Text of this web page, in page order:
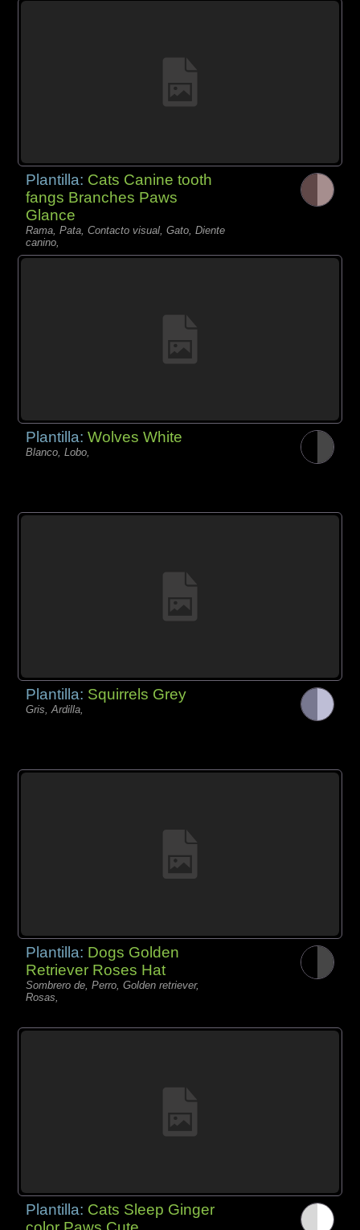
Plantilla: Cats Canine tooth
fangs Branches Paws
Glance
Rama, Pata, Contacto visual, Gato, Diente
canino,
Plantilla:Wolves White
Blanco, Lobo,
Plantilla: Squirrels Grey
Gris, Ardilla,
Plantilla: Dogs Golden
Retriever Roses Hat
Sombrero de, Perro, Golden retriever,
Rosas,
Plantilla: Cats Sleep Ginger